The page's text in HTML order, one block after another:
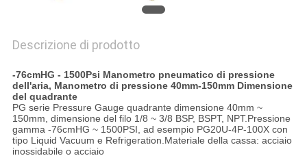
Descrizione di prodotto
-76cmHG - 1500Psi Manometro pneumatico di pressione
dell'aria, Manometro di pressione 40mm-150mm Dimensione
del quadrante
PG serie Pressure Gauge quadrante dimensione 40mm ~
150mm, dimensione del filo 1/8 ~ 3/8 BSP, BSPT, NPT.Pressione
gamma -76cmHG ~ 1500PSI, ad esempio PG20U-4P-100X con
tipo Liquid Vacuum e Refrigeration.Materiale della cassa: acciaio
inossidabile o acciaio